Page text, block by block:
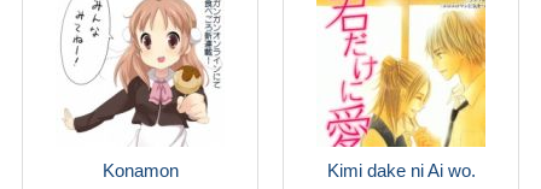
Konamon Kimi dake ni Ai wo.